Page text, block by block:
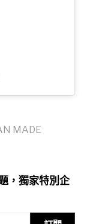
MADE
，獨家特別企